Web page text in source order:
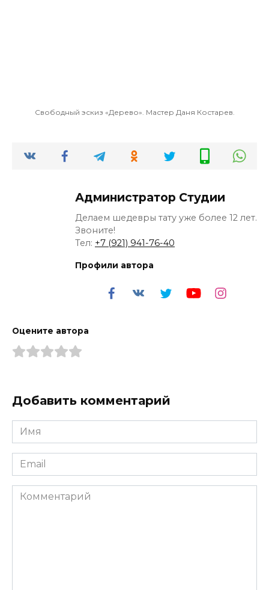
Свободный эскиз «Дерево». Мастер Даня Костарев.
Администратор Студии
Делаем шедевры тату уже более 12 лет.
Звоните!
Тел: +7 (921) 941-76-40
Профили автора
Оцените автора
Добавить комментарий
Имя
*
Email
*
Комментарий